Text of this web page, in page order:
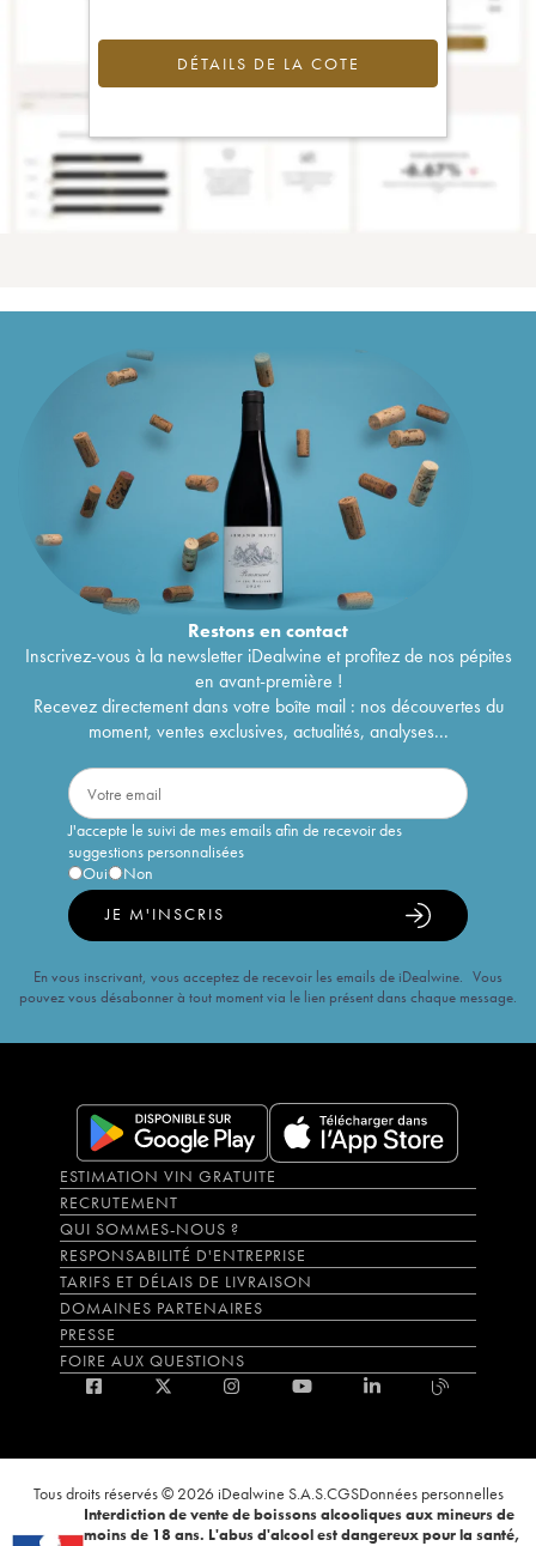
DÉTAILS DE LA COTE
Restons encontact
Inscrivez-vous à la newsletter iDealwine et profitez de nos pépites
en avant-première !
Recevez directement dans votre boîte mail : nos découvertes du
moment, ventes exclusives, actualités, analyses...
J'accepte le suivi de mes emails afin de recevoir des
suggestions personnalisées
Oui
Non
JE M'INSCRIS
En vous inscrivant, vous acceptez de recevoir les emails de iDealwine. Vous
pouvez vous désabonner à tout moment via le lien présent dans chaque message.
ESTIMATION VIN GRATUITE
RECRUTEMENT
QUI SOMMES-NOUS ?
RESPONSABILITÉ D'ENTREPRISE
TARIFS ET DÉLAIS DE LIVRAISON
DOMAINES PARTENAIRES
PRESSE
FOIRE AUX QUESTIONS
Tous droits réservés © 2026 iDealwine S.A.S.CGSDonnées personnelles
Interdiction de vente de boissons alcooliques aux mineurs de
moins de 18 ans. L'abus d'alcool est dangereux pour la santé,